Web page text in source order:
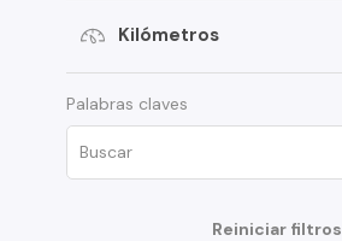
Verna
Venue
HD35
Veloster
Kilómetros
Palabras claves
Reiniciar filtros